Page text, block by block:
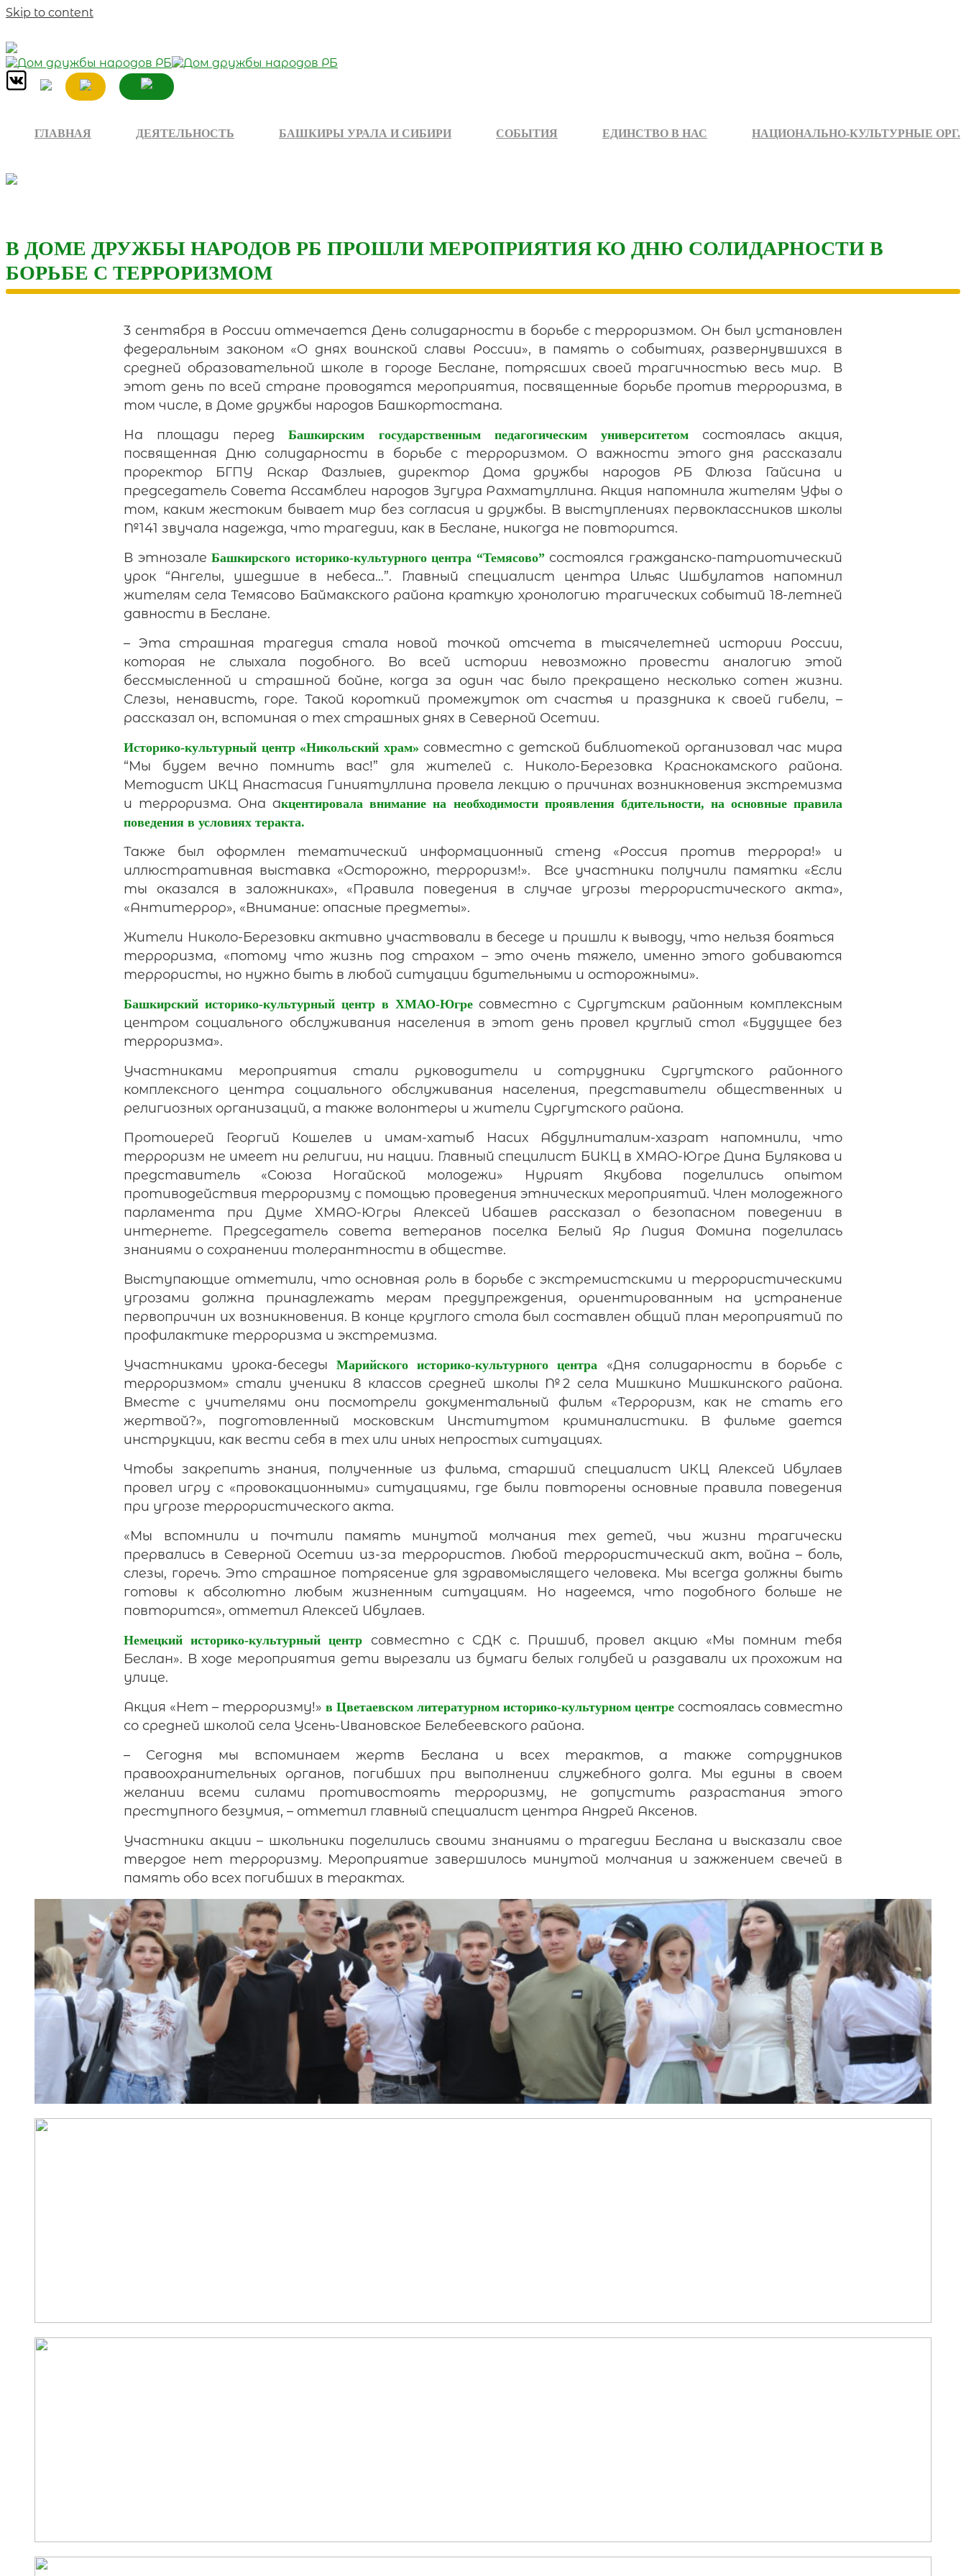
Skip to content
ГЛАВНАЯ ДЕЯТЕЛЬНОСТЬ БАШКИРЫ УРАЛА И СИБИРИ СОБЫТИЯ ЕДИНСТВО В НАС НАЦИОНАЛЬНО-КУЛЬТУРНЫЕ ОРГ.
В ДОМЕ ДРУЖБЫ НАРОДОВ РБ ПРОШЛИ МЕРОПРИЯТИЯ КО ДНЮ СОЛИДАРНОСТИ В
БОРЬБЕ С ТЕРРОРИЗМОМ
3 сентября в России отмечается День солидарности в борьбе с терроризмом. Он был установлен
федеральным законом «О днях воинской славы России», в память о событиях, развернувшихся в
средней образовательной школе в городе Беслане, потрясших своей трагичностью весь мир. В
этот день по всей стране проводятся мероприятия, посвященные борьбе против терроризма, в
том числе, в Доме дружбы народов Башкортостана.
На площади передБашкирским государственным педагогическим университетомсостоялась акция,
посвященная Дню солидарности в борьбе с терроризмом. О важности этого дня рассказали
проректор БГПУ Аскар Фазлыев, директор Дома дружбы народов РБ Флюза Гайсина и
председатель Совета Ассамблеи народов Зугура Рахматуллина. Акция напомнила жителям Уфы о
том, каким жестоким бывает мир без согласия и дружбы. В выступлениях первоклассников школы
№141 звучала надежда, что трагедии, как в Беслане, никогда не повторится.
В этнозалеБашкирского историко-культурного центра “Темясово”состоялся гражданско-патриотический
урок “Ангелы, ушедшие в небеса…”. Главный специалист центра Ильяс Ишбулатов напомнил
жителям села Темясово Баймакского района краткую хронологию трагических событий 18-летней
давности в Беслане.
– Эта страшная трагедия стала новой точкой отсчета в тысячелетней истории России,
которая не слыхала подобного. Во всей истории невозможно провести аналогию этой
бессмысленной и страшной бойне, когда за один час было прекращено несколько сотен жизни.
Слезы, ненависть, горе. Такой короткий промежуток от счастья и праздника к своей гибели, –
рассказал он, вспоминая о тех страшных днях в Северной Осетии.
Историко-культурный центр «Никольский храм» совместно с детской библиотекой организовал час мира
“Мы будем вечно помнить вас!” для жителей с. Николо-Березовка Краснокамского района.
Методист ИКЦ Анастасия Гиниятуллина провела лекцию о причинах возникновения экстремизма
и терроризма. Она акцентировала внимание на необходимости проявления бдительности, на основные правила
поведения в условиях теракта.
Также был оформлен тематический информационный стенд «Россия против террора!» и
иллюстративная выставка «Осторожно, терроризм!». Все участники получили памятки «Если
ты оказался в заложниках», «Правила поведения в случае угрозы террористического акта»,
«Антитеррор», «Внимание: опасные предметы».
Жители Николо-Березовки активно участвовали в беседе и пришли к выводу, что нельзя бояться
терроризма, «потому что жизнь под страхом – это очень тяжело, именно этого добиваются
террористы, но нужно быть в любой ситуации бдительными и осторожными».
Башкирский историко-культурный центр в ХМАО-Югресовместно с Сургутским районным комплексным
центром социального обслуживания населения в этот день провел круглый стол «Будущее без
терроризма».
Участниками мероприятия стали руководители и сотрудники Сургутского районного
комплексного центра социального обслуживания населения, представители общественных и
религиозных организаций, а также волонтеры и жители Сургутского района.
Протоиерей Георгий Кошелев и имам-хатыб Насих Абдулниталим-хазрат напомнили, что
терроризм не имеет ни религии, ни нации. Главный специлист БИКЦ в ХМАО-Югре Дина Булякова и
представитель «Союза Ногайской молодежи» Нурият Якубова поделились опытом
противодействия терроризму с помощью проведения этнических мероприятий. Член молодежного
парламента при Думе ХМАО-Югры Алексей Ибашев рассказал о безопасном поведении в
интернете. Председатель совета ветеранов поселка Белый Яр Лидия Фомина поделилась
знаниями о сохранении толерантности в обществе.
Выступающие отметили, что основная роль в борьбе с экстремистскими и террористическими
угрозами должна принадлежать мерам предупреждения, ориентированным на устранение
первопричин их возникновения. В конце круглого стола был составлен общий план мероприятий по
профилактике терроризма и экстремизма.
Участниками урока-беседыМарийского историко-культурного центра «Дня солидарности в борьбе с
терроризмом» стали ученики 8 классов средней школы №2 села Мишкино Мишкинского района.
Вместе с учителями они посмотрели документальный фильм «Терроризм, как не стать его
жертвой?», подготовленный московским Институтом криминалистики. В фильме дается
инструкции, как вести себя в тех или иных непростых ситуациях.
Чтобы закрепить знания, полученные из фильма, старший специалист ИКЦ Алексей Ибулаев
провел игру с «провокационными» ситуациями, где были повторены основные правила поведения
при угрозе террористического акта.
«Мы вспомнили и почтили память минутой молчания тех детей, чьи жизни трагически
прервались в Северной Осетии из-за террористов. Любой террористический акт, война – боль,
слезы, горечь. Это страшное потрясение для здравомыслящего человека. Мы всегда должны быть
готовы к абсолютно любым жизненным ситуациям. Но надеемся, что подобного больше не
повторится», отметил Алексей Ибулаев.
Немецкий историко-культурный центр совместно с СДК с. Пришиб, провел акцию «Мы помним тебя
Беслан». В ходе мероприятия дети вырезали из бумаги белых голубей и раздавали их прохожим на
улице.
Акция «Нет – терроризму!» в Цветаевском литературном историко-культурном центре состоялась совместно
со средней школой села Усень-Ивановское Белебеевского района.
– Сегодня мы вспоминаем жертв Беслана и всех терактов, а также сотрудников
правоохранительных органов, погибших при выполнении служебного долга. Мы едины в своем
желании всеми силами противостоять терроризму, не допустить разрастания этого
преступного безумия, – отметил главный специалист центра Андрей Аксенов.
Участники акции – школьники поделились своими знаниями о трагедии Беслана и высказали свое
твердое нет терроризму. Мероприятие завершилось минутой молчания и зажжением свечей в
память обо всех погибших в терактах.